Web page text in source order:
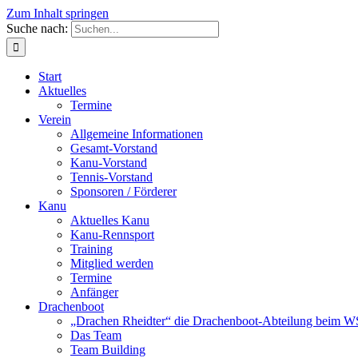
Zum Inhalt springen
Suche nach:
Start
Aktuelles
Termine
Verein
Allgemeine Informationen
Gesamt-Vorstand
Kanu-Vorstand
Tennis-Vorstand
Sponsoren / Förderer
Kanu
Aktuelles Kanu
Kanu-Rennsport
Training
Mitglied werden
Termine
Anfänger
Drachenboot
„Drachen Rheidter“ die Drachenboot-Abteilung beim
Das Team
Team Building